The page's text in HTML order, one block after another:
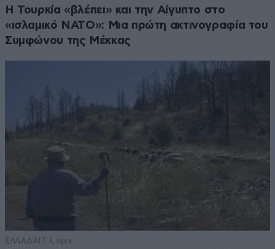
Η Τουρκία «βλέπει» και την Αίγυπτο στο
«ισλαμικό ΝΑΤΟ»: Μια πρώτη ακτινογραφία του
Συμφώνου της Μέκκας
ΕΛΛΑΔΑ17 λ. πριν